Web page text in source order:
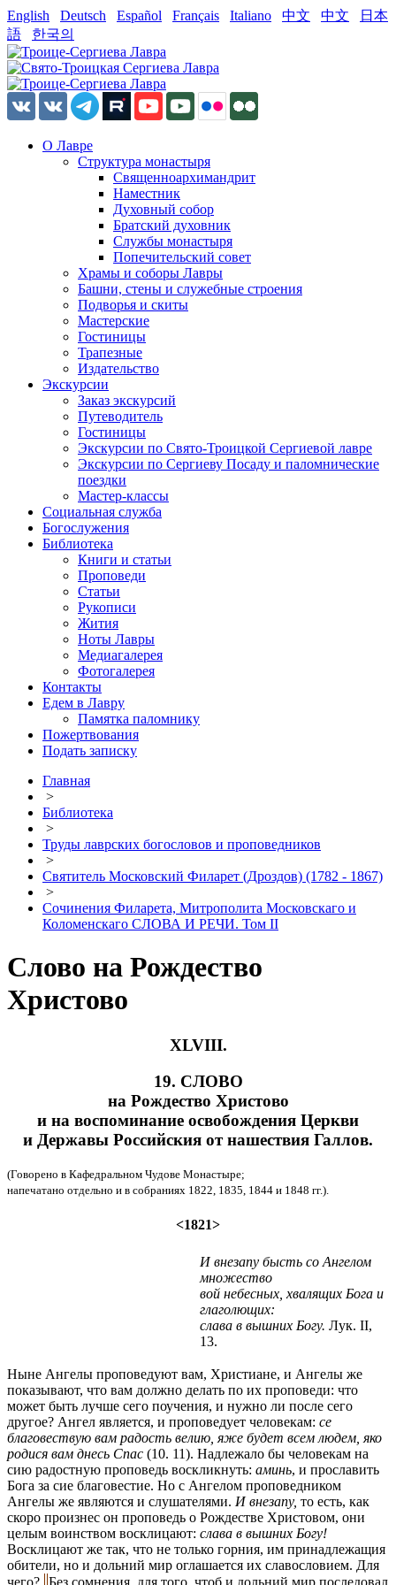
English Deutsch Español Français Italiano 中文 中文
日本
語
한국의
О Лавре
Структура монастыря
Священноархимандрит
Наместник
Духовный собор
Братский духовник
Службы монастыря
Попечительский совет
Храмы и соборы Лавры
Башни, стены и служебные строения
Подворья и скиты
Мастерские
Гостиницы
Трапезные
Издательство
Экскурсии
Заказ экскурсий
Путеводитель
Гостиницы
Экскурсии по Свято-Троицкой Сергиевой лавре
Экскурсии по Сергиеву Посаду и паломнические
поездки
Мастер-классы
Социальная служба
Богослужения
Библиотека
Книги и статьи
Проповеди
Статьи
Рукописи
Жития
Ноты Лавры
Медиагалерея
Фотогалерея
Контакты
Едем в Лавру
Памятка паломнику
Пожертвования
Подать записку
Главная
>
Библиотека
>
Труды лаврских богословов и проповедников
>
Святитель Московский Филарет (Дроздов) (1782 - 1867)
>
Сочинения Филарета, Митрополита Московскаго и
Коломенскаго СЛОВА И РЕЧИ. Том II
Слово на Рождество
Христово
XLVIII.
19. СЛОВО
на Рождество Христово
и на воспоминание освобождения Церкви
и Державы Российския от нашествия Галлов.
(Говорено в Кафедральном Чудове Монастыре;
напечатано отдельно и в собраниях 1822, 1835, 1844 и 1848 гг.).
<1821>
И внезапу бысть со Ангелом
множество
вой небесных, хвалящих Бога и
глаголющих:
слава в вышних Богу. Лук. II,
13.
Ныне Ангелы проповедуют вам, Христиане, и Ангелы же
показывают, что вам должно делать по их проповеди: что
может быть лучше сего поучения, и нужно ли после сего
другое? Ангел является, и проповедует человекам: се
благовествую вам радость велию, яже будет всем людем, яко
родися вам днесь Спас (10. 11). Надлежало бы человекам на
сию радостную проповедь воскликнуть: аминь, и прославить
Бога за сие благовестие. Но с Ангелом проповедником
Ангелы же являются и слушателями. И внезапу, то есть, как
скоро произнес он проповедь о Рождестве Христовом, они
целым воинством восклицают: слава в вышних Богу!
Восклицают же так, что не только горния, им принадлежащия
обители, но и дольний мир оглашается их славословием. Для
чего? Без сомнения, для того, чтоб и дольний мир последовал